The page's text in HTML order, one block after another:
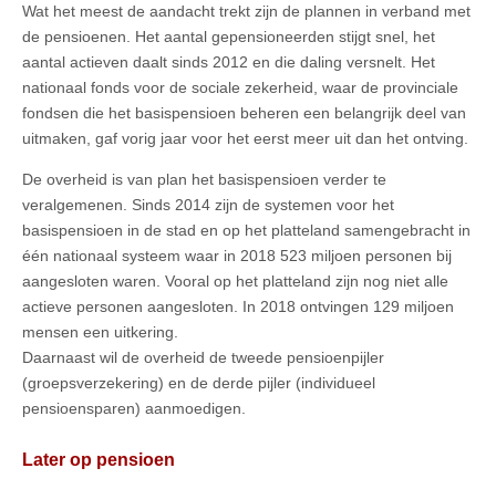
Wat het meest de aandacht trekt zijn de plannen in verband met
de pensioenen. Het aantal gepensioneerden stijgt snel, het
aantal actieven daalt sinds 2012 en die daling versnelt. Het
nationaal fonds voor de sociale zekerheid, waar de provinciale
fondsen die het basispensioen beheren een belangrijk deel van
uitmaken, gaf vorig jaar voor het eerst meer uit dan het ontving.
De overheid is van plan het basispensioen verder te
veralgemenen. Sinds 2014 zijn de systemen voor het
basispensioen in de stad en op het platteland samengebracht in
één nationaal systeem waar in 2018 523 miljoen personen bij
aangesloten waren. Vooral op het platteland zijn nog niet alle
actieve personen aangesloten. In 2018 ontvingen 129 miljoen
mensen een uitkering.
Daarnaast wil de overheid de tweede pensioenpijler
(groepsverzekering) en de derde pijler (individueel
pensioensparen) aanmoedigen.
Later op pensioen